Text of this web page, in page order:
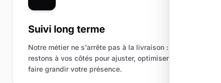
Suivi long terme
Notre métier ne s'arrête pas à la livraison : nous
restons à vos côtés pour ajuster, optimiser et
faire grandir votre présence.